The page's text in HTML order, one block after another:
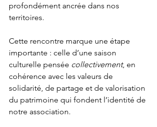
profondément ancrée dans nos
territoires.
Cette rencontre marque une étape
importante : celle d’une saison
culturelle pensée collectivement, en
cohérence avec les valeurs de
solidarité, de partage et de valorisation
du patrimoine qui fondent l’identité de
notre association.